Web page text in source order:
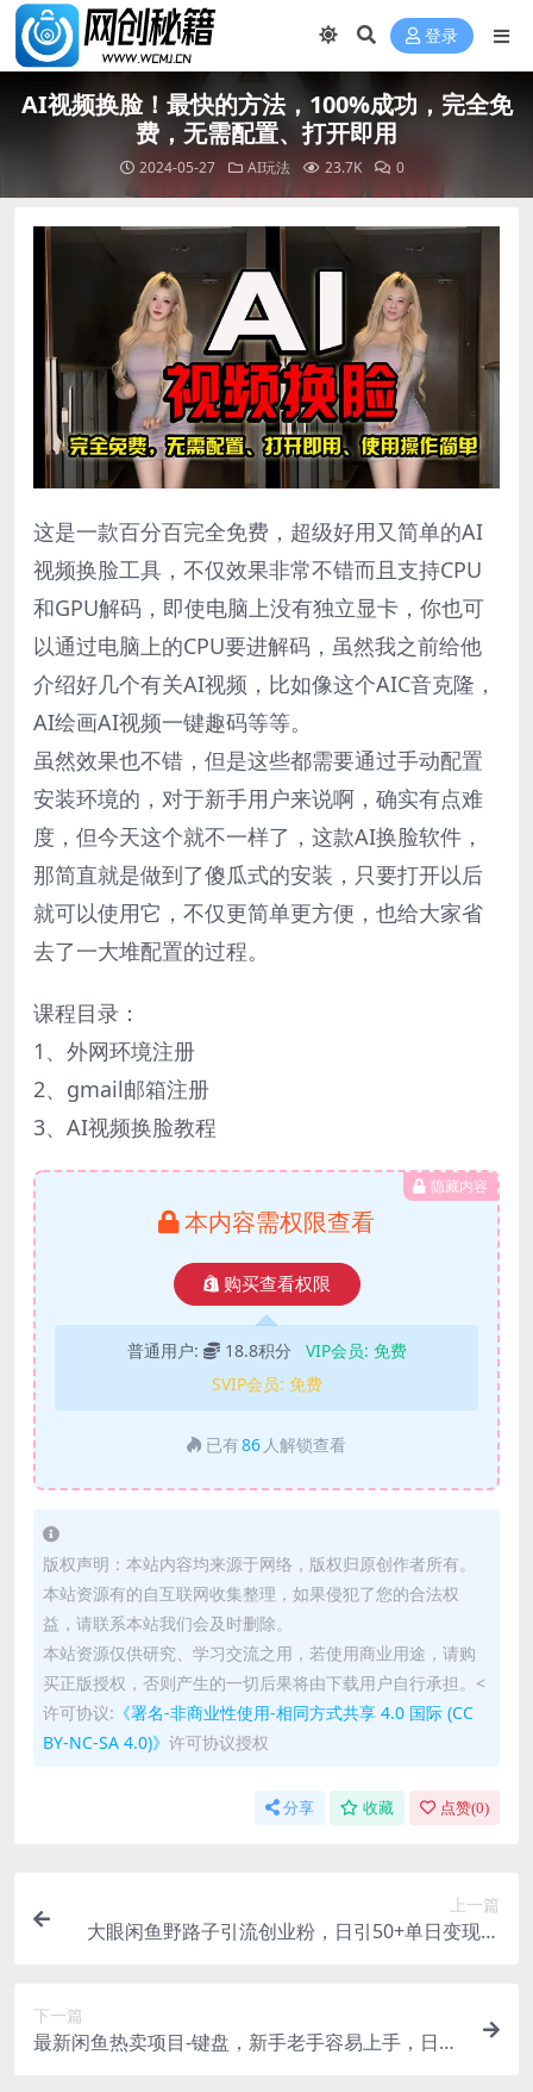
登录
AI视频换脸！最快的方法，100%成功，完全免
费，无需配置、打开即用
2024-05-27 AI玩法 23.7K 0
这是一款百分百完全免费，超级好用又简单的AI
视频换脸工具，不仅效果非常不错而且支持CPU
和GPU解码，即使电脑上没有独立显卡，你也可
以通过电脑上的CPU要进解码，虽然我之前给他
介绍好几个有关AI视频，比如像这个AIC音克隆，
AI绘画AI视频一键趣码等等。
虽然效果也不错，但是这些都需要通过手动配置
安装环境的，对于新手用户来说啊，确实有点难
度，但今天这个就不一样了，这款AI换脸软件，
那简直就是做到了傻瓜式的安装，只要打开以后
就可以使用它，不仅更简单更方便，也给大家省
去了一大堆配置的过程。
课程目录：
1、外网环境注册
2、gmail邮箱注册
3、AI视频换脸教程
隐藏内容
本内容需权限查看
购买查看权限
普通用户: 18.8积分 VIP会员: 免费
SVIP会员: 免费
已有86 人解锁查看
版权声明：本站内容均来源于网络，版权归原创作者所有。
本站资源有的自互联网收集整理，如果侵犯了您的合法权
益，请联系本站我们会及时删除。
本站资源仅供研究、学习交流之用，若使用商业用途，请购
买正版授权，否则产生的一切后果将由下载用户自行承担。<
许可协议: 《署名-非商业性使用-相同方式共享 4.0 国际 (CC
BY-NC-SA 4.0)》 许可协议授权
分享 收藏 点赞(0)
上一篇
大眼闲鱼野路子引流创业粉，日引50+单日变现四
下一篇
最新闲鱼热卖项目-键盘，新手老手容易上手，日入